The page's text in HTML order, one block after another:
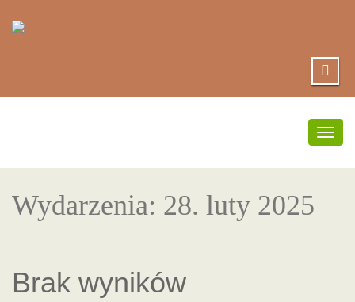
Wydarzenia: 28. luty 2025
Brak wyników